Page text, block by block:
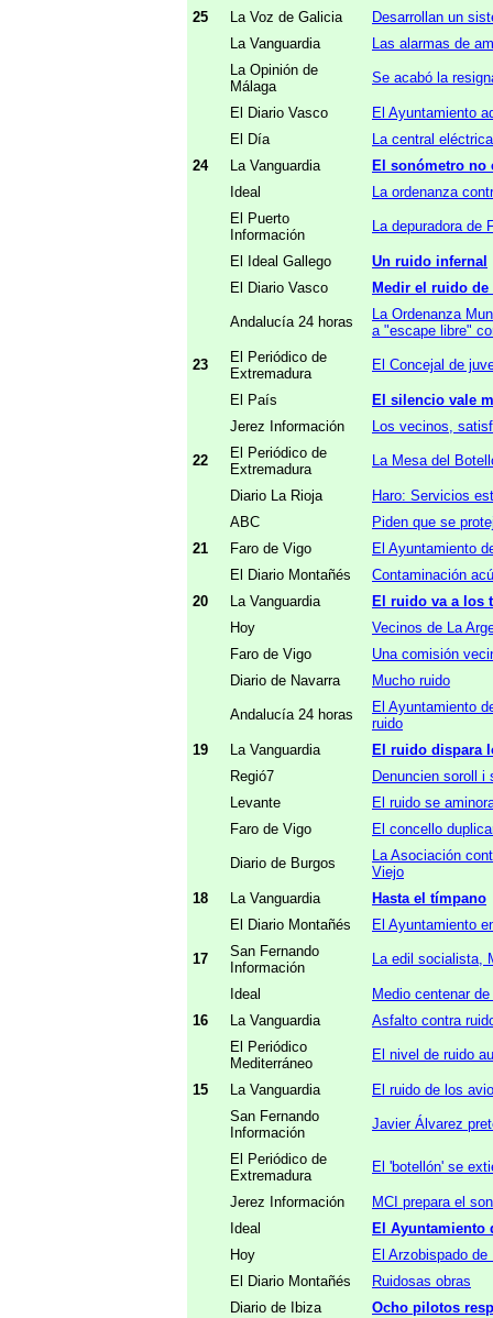
25
La Voz de Galicia
Desarrollan un
La Vanguardia
Las alarmas de
La Opinión de
Málaga
Se acabó la
El Diario Vasco
El Ayuntamiento
El Día
La central
24
La Vanguardia
El sonómetro no
Ideal
La ordenanza
El Puerto
Información
La depuradora de
El Ideal Gallego
Un ruido infernal
El Diario Vasco
Medir el ruido de
Andalucía 24 horas
La Ordenanza
a "escape libre"
23
El Periódico de
Extremadura
El Concejal de
El País
El silencio vale
Jerez Información
Los vecinos,
22
El Periódico de
Extremadura
La Mesa del
Diario La Rioja
Haro: Servicios
ABC
Piden que se
21
Faro de Vigo
El Ayuntamiento
El Diario Montañés
Contaminación
20
La Vanguardia
El ruido va a los
Hoy
Vecinos de La
Faro de Vigo
Una comisión
Diario de Navarra
Mucho ruido
Andalucía 24 horas
El Ayuntamiento
ruido
19
La Vanguardia
El ruido dispara
Regió7
Denuncien soroll i
Levante
El ruido se
Faro de Vigo
El concello
Diario de Burgos
La Asociación
Viejo
18
La Vanguardia
Hasta el tímpano
El Diario Montañés
El Ayuntamiento
17
San Fernando
Información
La edil socialista,
Ideal
Medio centenar
16
La Vanguardia
Asfalto contra
El Periódico
Mediterráneo
El nivel de ruido
15 La Vanguardia
El ruido de los
San Fernando
Información
Javier Álvarez
El Periódico de
Extremadura
El 'botellón' se
Jerez Información
MCI prepara el
Ideal
El Ayuntamiento
Hoy
El Arzobispado
El Diario Montañés
Ruidosas obras
Diario de Ibiza
Ocho pilotos